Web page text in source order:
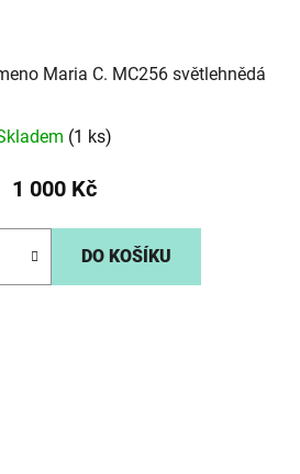
Maria C. MC256 světlehnědá
(1 ks)
1 000 Kč
DO KOŠÍKU